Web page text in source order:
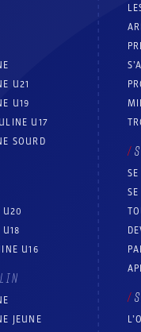
U21
U19
U17
SOURD
U20
U16
JEUNE